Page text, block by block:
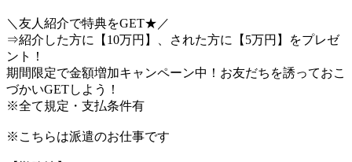
＼友人紹介で特典をGET★／
⇒紹介した方に【10万円】、された方に【5万円】をプレゼ
ント！
期間限定で金額増加キャンペーン中！お友だちを誘っておこ
づかいGETしよう！
※全て規定・支払条件有
※こちらは派遣のお仕事です